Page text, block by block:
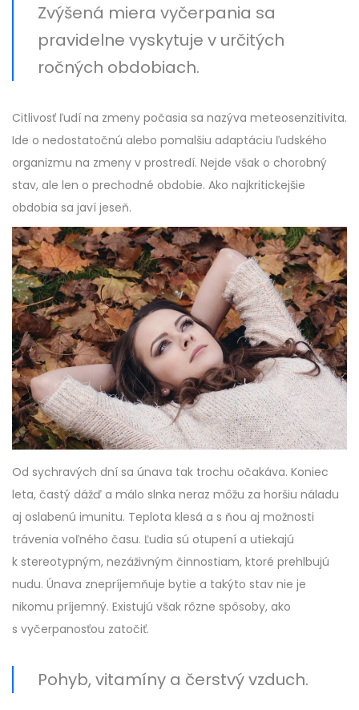
Zvýšená miera vyčerpania sa
pravidelne vyskytuje v určitých
ročných obdobiach.
Citlivosť ľudí na zmeny počasia sa nazýva meteosenzitivita.
Ide o nedostatočnú alebo pomalšiu adaptáciu ľudského
organizmu na zmeny v prostredí. Nejde však o chorobný
stav, ale len o prechodné obdobie. Ako najkritickejšie
obdobia sa javí jeseň.
Od sychravých dní sa únava tak trochu očakáva. Koniec
leta, častý dážď a málo slnka neraz môžu za horšiu náladu
aj oslabenú imunitu. Teplota klesá a s ňou aj možnosti
trávenia voľného času. Ľudia sú otupení a utiekajú
k stereotypným, nezáživným činnostiam, ktoré prehlbujú
nudu. Únava znepríjemňuje bytie a takýto stav nie je
nikomu príjemný. Existujú však rôzne spôsoby, ako
s vyčerpanosťou zatočiť.
Pohyb, vitamíny a čerstvý vzduch.